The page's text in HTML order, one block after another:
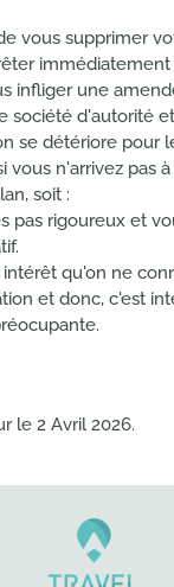
vous supprimer
immédiatement
infliger une
société d'autorité
se détériore pour
vous n'arrivez pas
soit :
pas rigoureux et
qu'on ne
et donc, c'est
le 2 Avril 2026.